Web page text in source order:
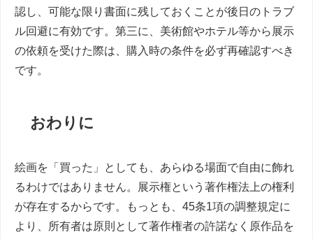
認し、可能な限り書面に残しておくことが後日のトラブ
ル回避に有効です。第三に、美術館やホテル等から展示
の依頼を受けた際は、購入時の条件を必ず再確認すべき
です。
おわりに
絵画を「買った」としても、あらゆる場面で自由に飾れ
るわけではありません。展示権という著作権法上の権利
が存在するからです。もっとも、45条1項の調整規定に
より、所有者は原則として著作権者の許諾なく原作品を